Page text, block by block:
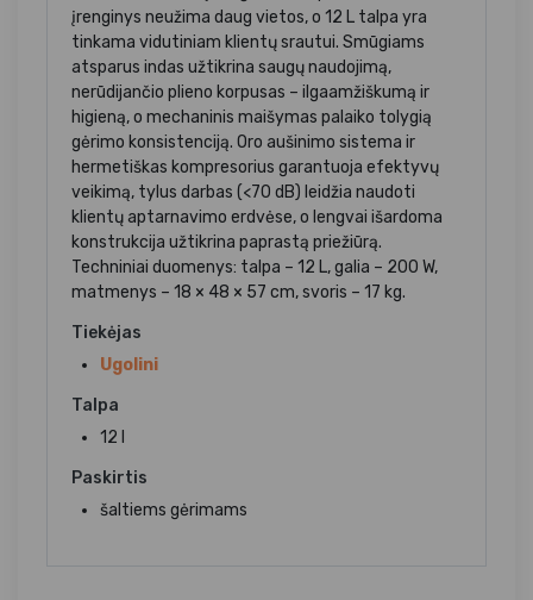
įrenginys neužima daug vietos, o 12 L talpa yra
tinkama vidutiniam klientų srautui. Smūgiams
atsparus indas užtikrina saugų naudojimą,
nerūdijančio plieno korpusas – ilgaamžiškumą ir
higieną, o mechaninis maišymas palaiko tolygią
gėrimo konsistenciją. Oro aušinimo sistema ir
hermetiškas kompresorius garantuoja efektyvų
veikimą, tylus darbas (<70 dB) leidžia naudoti
klientų aptarnavimo erdvėse, o lengvai išardoma
konstrukcija užtikrina paprastą priežiūrą.
Techniniai duomenys: talpa – 12 L, galia – 200 W,
matmenys – 18 × 48 × 57 cm, svoris – 17 kg.
Tiekėjas
Ugolini
Talpa
12 l
Paskirtis
šaltiems gėrimams